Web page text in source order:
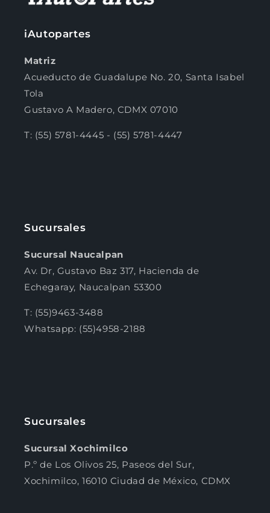
iAutopartes
Matriz
Acueducto de Guadalupe No. 20, Santa Isabel
Tola
Gustavo A Madero, CDMX 07010
T: (55) 5781-4445 - (55) 5781-4447
Sucursales
Sucursal Naucalpan
Av. Dr, Gustavo Baz 317, Hacienda de
Echegaray, Naucalpan 53300
T: (55)9463-3488
Whatsapp: (55)4958-2188
Sucursales
Sucursal Xochimilco
P.º de Los Olivos 25, Paseos del Sur,
Xochimilco, 16010 Ciudad de México, CDMX
Compra ahora y paga a meses
1
pagar con Meses sin Tarjeta.
En tu cuenta de Mercado Pago,elige
3 Paga mes a mes con saldo disponible,
débito u otros medios.